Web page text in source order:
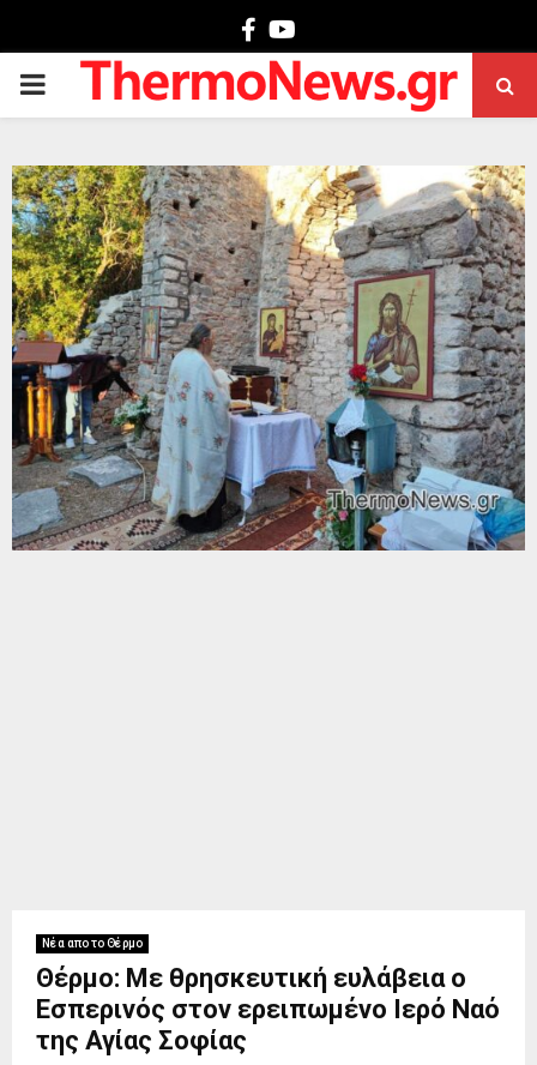
Facebook
PRIMARY
Νέα απο το Θέρμο
Θέρμο: Με θρησκευτική ευλάβεια ο
Εσπερινός στον ερειπωμένο Ιερό Ναό
της Αγίας Σοφίας